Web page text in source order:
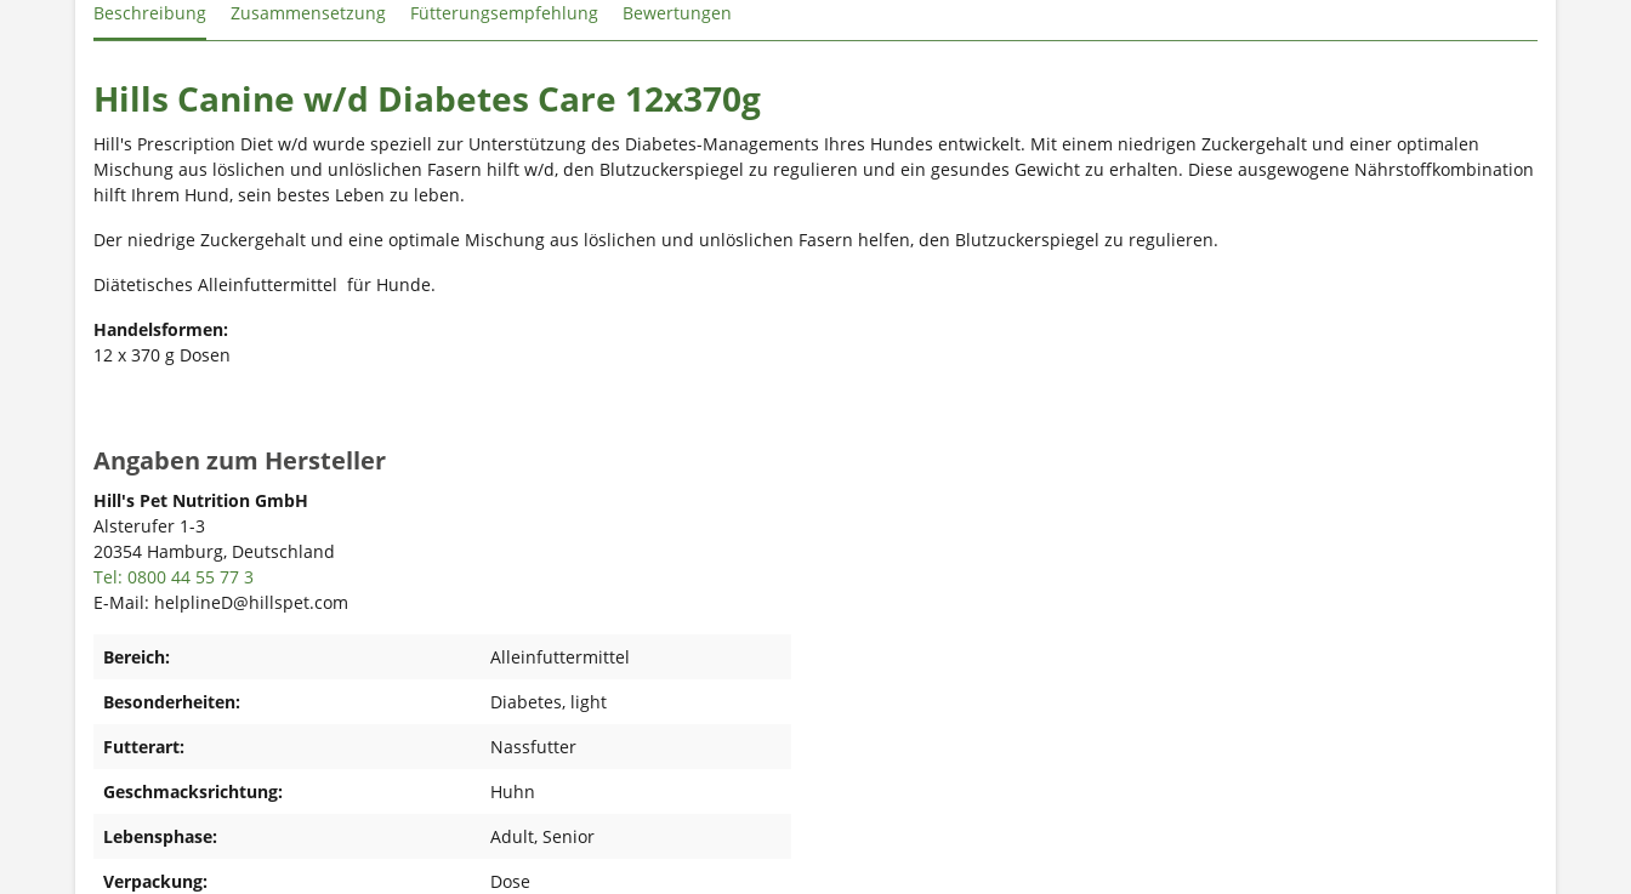
Beschreibung Zusammensetzung Fütterungsempfehlung Bewertungen
Hills Canine w/d Diabetes Care 12x370g
Hill's Prescription Diet w/d wurde speziell zur Unterstützung des Diabetes-Managements Ihres Hundes entwickelt. Mit einem niedrigen Zuckergehalt und einer optimalen
Mischung aus löslichen und unlöslichen Fasern hilft w/d, den Blutzuckerspiegel zu regulieren und ein gesundes Gewicht zu erhalten. Diese ausgewogene Nährstoffkombination
hilft Ihrem Hund, sein bestes Leben zu leben.
Der niedrige Zuckergehalt und eine optimale Mischung aus löslichen und unlöslichen Fasern helfen, den Blutzuckerspiegel zu regulieren.
Diätetisches Alleinfuttermittel für Hunde.
Handelsformen:
12 x 370 g Dosen
Angaben zum Hersteller
Hill's Pet Nutrition GmbH
Alsterufer 1-3
20354 Hamburg, Deutschland
Tel: 0800 44 55 77 3
E-Mail: helplineD@hillspet.com
Bereich:
Alleinfuttermittel
Besonderheiten:
Diabetes, light
Futterart:
Nassfutter
Geschmacksrichtung:
Huhn
Lebensphase:
Adult, Senior
Verpackung:
Dose